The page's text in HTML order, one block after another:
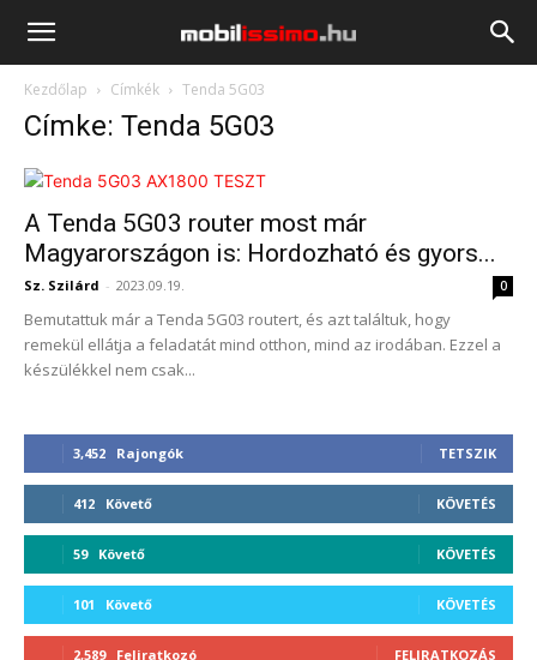
Mobilissimo.hu
Kezdőlap Címkék Tenda 5G03
Címke: Tenda 5G03
A Tenda 5G03 router most már
Magyarországon is: Hordozható és gyors...
Sz. Szilárd - 2023.09.19. 0
Bemutattuk már a Tenda 5G03 routert, és azt találtuk, hogy
remekül ellátja a feladatát mind otthon, mind az irodában. Ezzel a
készülékkel nem csak...
3,452 Rajongók TETSZIK
412 Követő KÖVETÉS
59 Követő KÖVETÉS
101 Követő KÖVETÉS
2,589 Feliratkozó FELIRATKOZÁS